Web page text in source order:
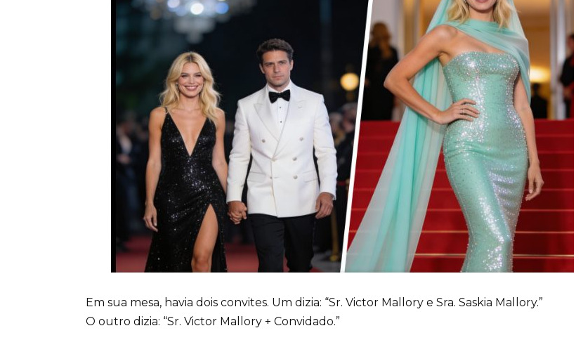
Em sua mesa, havia dois convites. Um dizia: “Sr. Victor Mallory e Sra. Saskia Mallory.”
O outro dizia: “Sr. Victor Mallory + Convidado.”